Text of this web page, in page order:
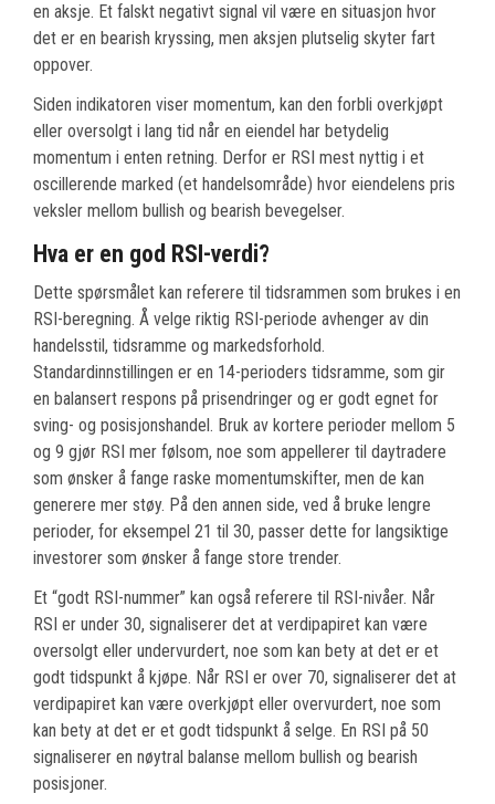
en aksje. Et falskt negativt signal vil være en situasjon hvor
det er en bearish kryssing, men aksjen plutselig skyter fart
oppover.
Siden indikatoren viser momentum, kan den forbli overkjøpt
eller oversolgt i lang tid når en eiendel har betydelig
momentum i enten retning. Derfor er RSI mest nyttig i et
oscillerende marked (et handelsområde) hvor eiendelens pris
veksler mellom bullish og bearish bevegelser.
Hva er en god RSI-verdi?
Dette spørsmålet kan referere til tidsrammen som brukes i en
RSI-beregning. Å velge riktig RSI-periode avhenger av din
handelsstil, tidsramme og markedsforhold.
Standardinnstillingen er en 14-perioders tidsramme, som gir
en balansert respons på prisendringer og er godt egnet for
sving- og posisjonshandel. Bruk av kortere perioder mellom 5
og 9 gjør RSI mer følsom, noe som appellerer til daytradere
som ønsker å fange raske momentumskifter, men de kan
generere mer støy. På den annen side, ved å bruke lengre
perioder, for eksempel 21 til 30, passer dette for langsiktige
investorer som ønsker å fange store trender.
Et “godt RSI-nummer” kan også referere til RSI-nivåer. Når
RSI er under 30, signaliserer det at verdipapiret kan være
oversolgt eller undervurdert, noe som kan bety at det er et
godt tidspunkt å kjøpe. Når RSI er over 70, signaliserer det at
verdipapiret kan være overkjøpt eller overvurdert, noe som
kan bety at det er et godt tidspunkt å selge. En RSI på 50
signaliserer en nøytral balanse mellom bullish og bearish
posisjoner.